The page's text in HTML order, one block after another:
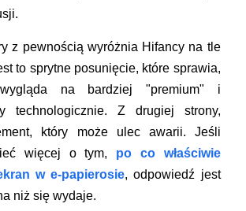
z pewnością wyróżnia Hifancy na tle
to sprytne posunięcie, które sprawia,
na bardziej "premium" i
technologicznie. Z drugiej strony,
który może ulec awarii. Jeśli
więcej o tym, po co właściwie
w e-papierosie, odpowiedź jest
niż się wydaje.